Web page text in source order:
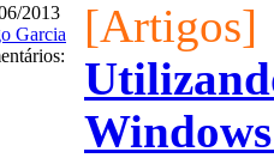
2013
Garcia
[Artigos]